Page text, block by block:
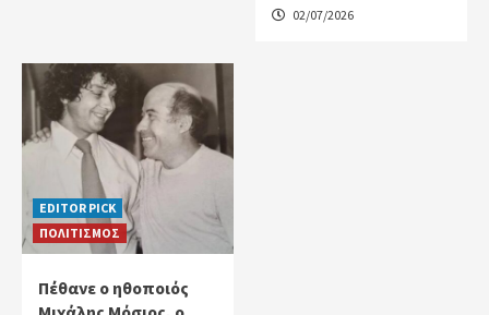
02/07/2026
EDITOR PICK
ΠΟΛΙΤΙΣΜΟΣ
Πέθανε ο ηθοποιός